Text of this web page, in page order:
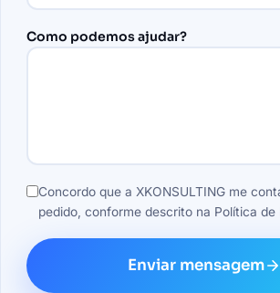
Como podemos ajudar?
Concordo que a XKONSULTING me
pedido, conforme descrito na Política de
Enviar mensagem